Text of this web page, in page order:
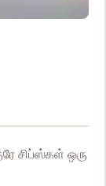
சிப்ஸ்கள் ஒரு